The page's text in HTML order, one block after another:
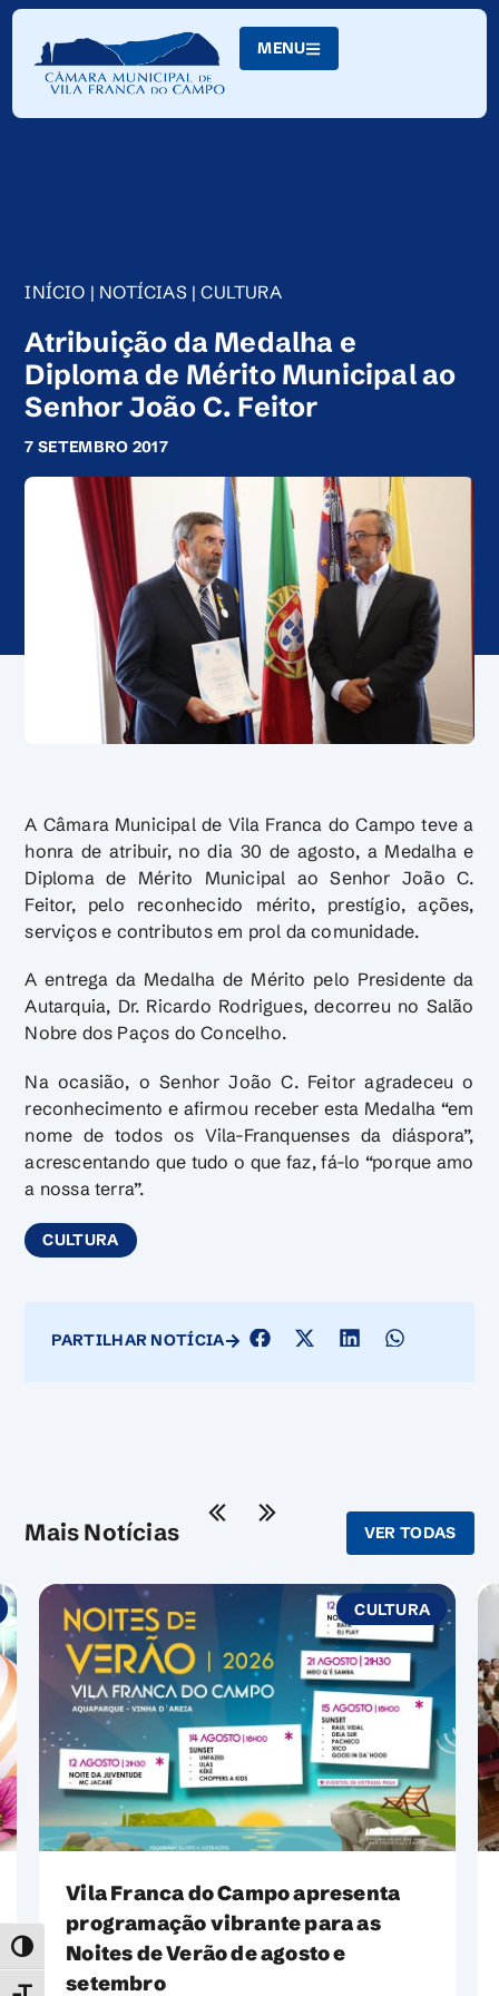
Skip
Content
TOGGLE HIGH CONTRAST
MENU
INÍCIO | NOTÍCIAS |CULTURA
Atribuição da Medalha e
Diploma de Mérito Municipal ao
Senhor João C. Feitor
7 SETEMBRO 2017
A Câmara Municipal de Vila Franca do Campo teve a
honra de atribuir, no dia 30 de agosto, a Medalha e
Diploma de Mérito Municipal ao Senhor João C.
Feitor, pelo reconhecido mérito, prestígio, ações,
serviços e contributos em prol da comunidade.
A entrega da Medalha de Mérito pelo Presidente da
Autarquia, Dr. Ricardo Rodrigues, decorreu no Salão
Nobre dos Paços do Concelho.
Na ocasião, o Senhor João C. Feitor agradeceu o
reconhecimento e afirmou receber esta Medalha “em
nome de todos os Vila-Franquenses da diáspora”,
acrescentando que tudo o que faz, fá-lo “porque amo
a nossa terra”.
CULTURA
PARTILHAR NOTÍCIA
Mais Notícias VER TODAS
CULTURA
Prémio Literário Armando Côrtes-
Rodrigues distingue jovens
escritores de Vila Franca do
Campo